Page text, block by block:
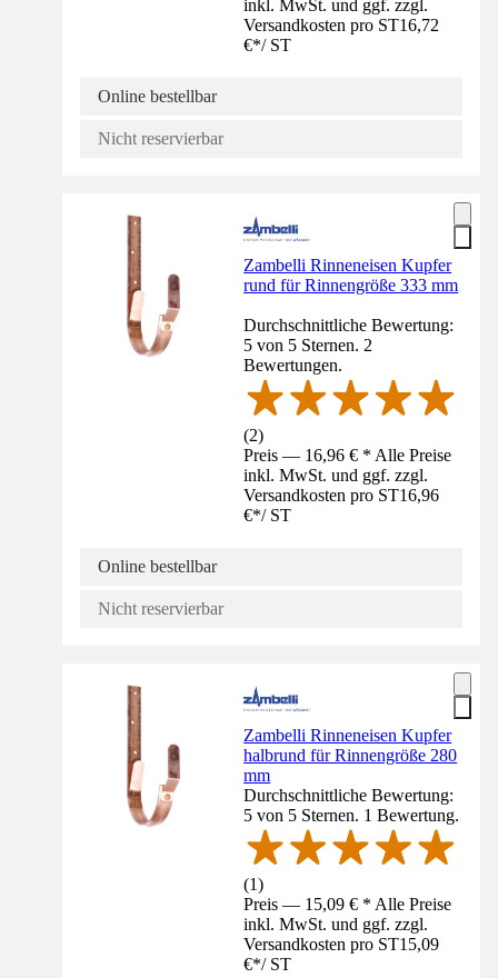
inkl. MwSt. und ggf. zzgl.
Versandkosten pro ST16,72
€*/ ST
Online bestellbar
Nicht reservierbar
Zambelli Rinneneisen Kupfer
rund für Rinnengröße 333 mm
Durchschnittliche Bewertung:
5 von 5 Sternen. 2
Bewertungen.
(2)
Preis — 16,96 € * Alle Preise
inkl. MwSt. und ggf. zzgl.
Versandkosten pro ST16,96
€*/ ST
Online bestellbar
Nicht reservierbar
Zambelli Rinneneisen Kupfer
halbrund für Rinnengröße 280
mm
Durchschnittliche Bewertung:
5 von 5 Sternen. 1 Bewertung.
(1)
Preis — 15,09 € * Alle Preise
inkl. MwSt. und ggf. zzgl.
Versandkosten pro ST15,09
€*/ ST